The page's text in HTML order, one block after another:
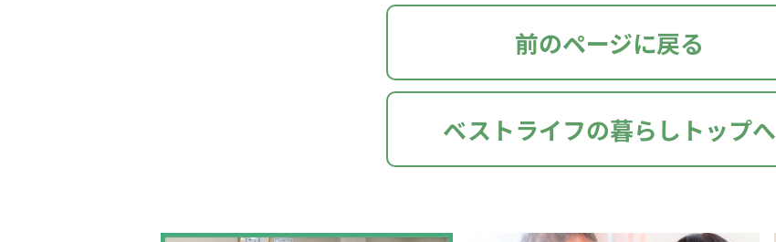
前のページに戻る
ベストライフの暮らしトップへ